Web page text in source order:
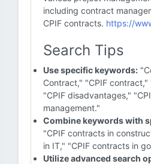
including contract
CPIF contracts. https://
Search Tips
Use specific keywords:
Contract," "CPIF contract,"
"CPIF disadvantages,"
management."
Combine keywords with
"CPIF contracts in
in IT," "CPIF contracts in
Utilize advanced search